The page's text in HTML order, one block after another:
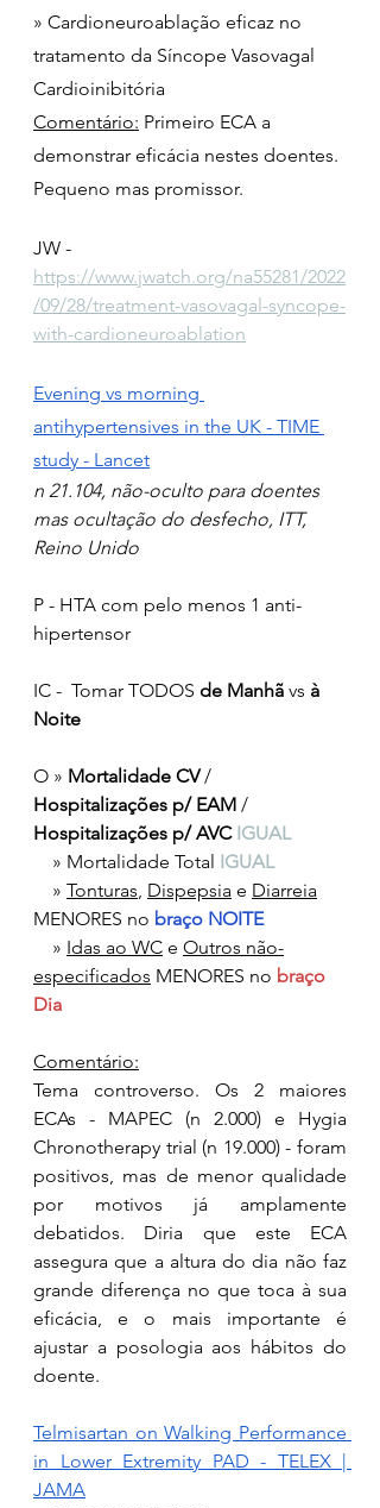
» Cardioneuroablação eficaz no
tratamento da Síncope Vasovagal
Cardioinibitória
Comentário: Primeiro ECA a
demonstrar eficácia nestes doentes.
Pequeno mas promissor.
JW -
https://www.jwatch.org/na55281/2022
/09/28/treatment-vasovagal-syncope-
with-cardioneuroablation
Evening vs morning
antihypertensives in the UK - TIME
study - Lancet
n 21.104, não-oculto para doentes
mas ocultação do desfecho, ITT,
Reino Unido
P - HTA com pelo menos 1 anti-
hipertensor
IC -  Tomar TODOS de Manhã vs à
Noite
O » Mortalidade CV /
Hospitalizações p/ EAM /
Hospitalizações p/ AVC IGUAL
    » Mortalidade Total
IGUAL
    »
Tonturas, Dispepsia e Diarreia
MENORES no braço NOITE
    »
Idas ao WC e Outros não-
especificados MENORES no braço
Dia
Comentário:
Tema controverso. Os 2 maiores
ECAs - MAPEC (n 2.000) e Hygia
Chronotherapy trial (n 19.000) - foram
positivos, mas de menor qualidade
por motivos já amplamente
debatidos. Diria que este ECA
assegura que a altura do dia não faz
grande diferença no que toca à sua
eficácia, e o mais importante é
ajustar a posologia aos hábitos do
doente.
Telmisartan on Walking Performance
in Lower Extremity PAD - TELEX |
JAMA